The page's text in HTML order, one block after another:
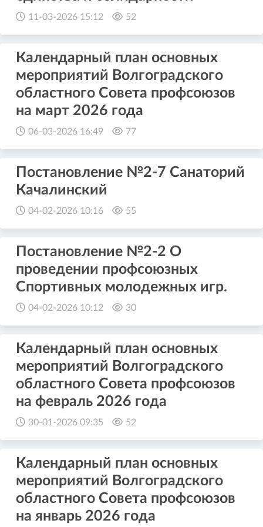
11-03-2026 15:12 52
Календарный план основных
мероприятий Волгоградского
областного Совета профсоюзов
на март 2026 года
06-03-2026 16:49 77
Постановление №2-7 Санаторий
Качалинский
04-02-2026 10:16 55
Постановление №2-2 О
проведении профсоюзных
Спортивных молодежных игр.
04-02-2026 10:12 30
Календарный план основных
мероприятий Волгоградского
областного Совета профсоюзов
на февраль 2026 года
30-01-2026 09:35 52
Календарный план основных
мероприятий Волгоградского
областного Совета профсоюзов
на январь 2026 года